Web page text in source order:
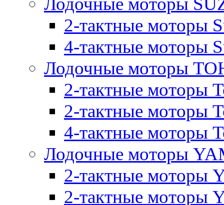
2-тактные моторы
4-тактные моторы
Лодочные моторы
2-тактные моторы
2-тактные моторы
4-тактные моторы
Лодочные моторы
2-тактные моторы
2-тактные моторы